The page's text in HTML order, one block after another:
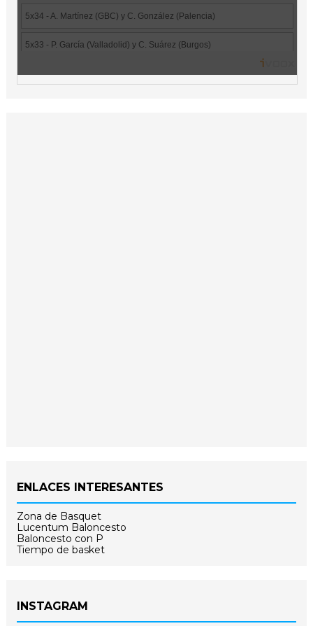
ENLACES INTERESANTES
Zona de Basquet
Lucentum Baloncesto
Baloncesto con P
Tiempo de basket
INSTAGRAM